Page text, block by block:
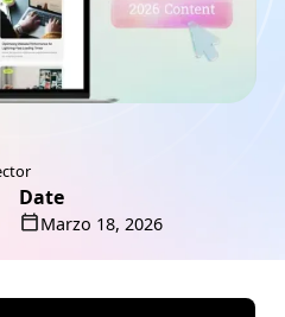
Date
Marzo 18, 2026